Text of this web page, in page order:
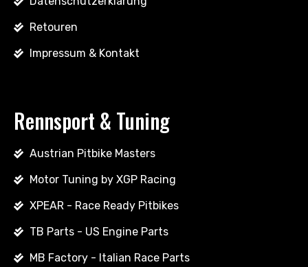
Retouren
Impressum & Kontakt
Rennsport & Tuning
Austrian Pitbike Masters
Motor Tuning by XGP Racing
XPEAR - Race Ready Pitbikes
TB Parts - US Engine Parts
MB Factory - Italian Race Parts